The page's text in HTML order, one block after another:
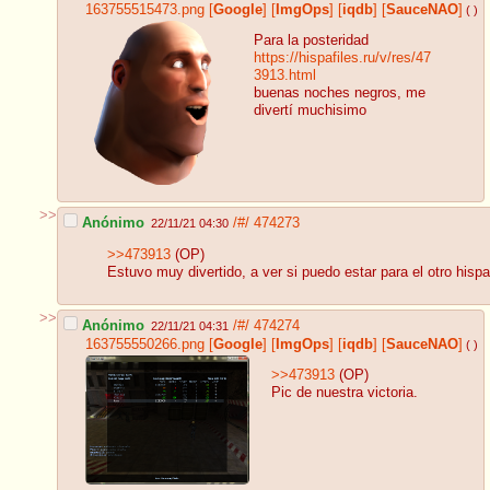
163755515473.png [Google] [ ImgOps] [iqdb] [SauceNAO] ( )
Para la posteridad
https://hispafiles.ru/v/res/47
3913.html
buenas noches negros, me
divertí muchisimo
>> Anónimo 22/11/21 04:30 /#/ 474273
>>473913 (OP)
Estuvo muy divertido, a ver si puedo estar para el otro
>> Anónimo 22/11/21 04:31 /#/ 474274
163755550266.png [Google] [ ImgOps] [iqdb] [SauceNAO] ( )
>>473913 (OP)
Pic de nuestra victoria.